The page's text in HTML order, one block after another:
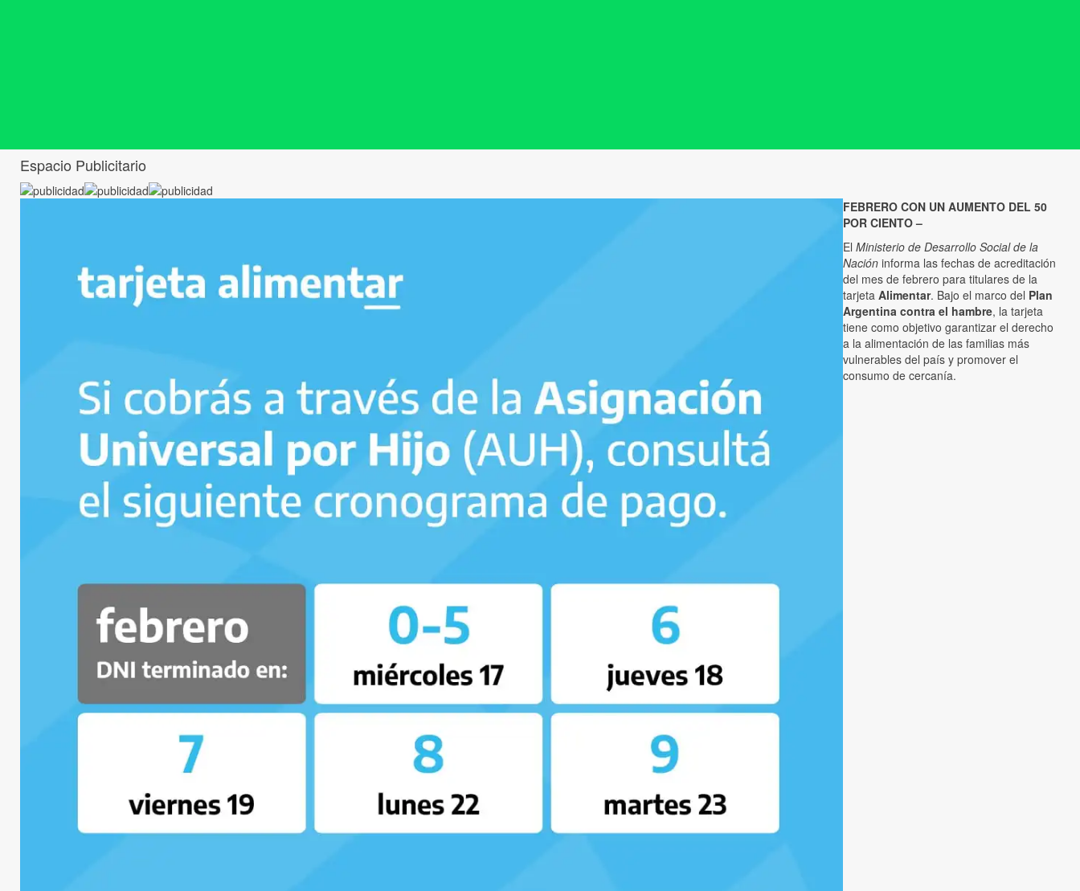
Espacio Publicitario
FEBRERO CON UN AUMENTO DEL 50
POR CIENTO –
El Ministerio de Desarrollo Social de la
Nación informa las fechas de acreditación
del mes de febrero para titulares de la
tarjeta Alimentar. Bajo el marco del Plan
Argentina contra el hambre, la tarjeta
tiene como objetivo garantizar el derecho
a la alimentación de las familias más
vulnerables del país y promover el
consumo de cercanía.